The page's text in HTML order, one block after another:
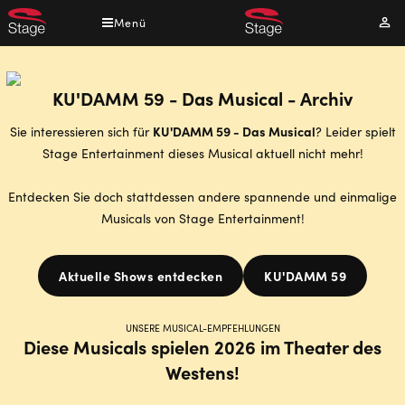
Direkt
zum
Menü
KU'DAMM 59 - Das Musical - Archiv
Sie interessieren sich für KU'DAMM 59 - Das Musical? Leider spielt
Stage Entertainment dieses Musical aktuell nicht mehr!
Entdecken Sie doch stattdessen andere spannende und einmalige
Musicals von Stage Entertainment!
Aktuelle Shows entdecken KU'DAMM 59
UNSERE MUSICAL-EMPFEHLUNGEN
Diese Musicals spielen 2026 im Theater des
Westens!